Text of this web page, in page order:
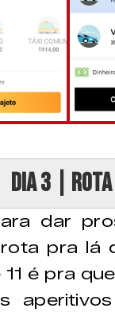
DIA 3 | Rota
dar
pra lá
11 é pra